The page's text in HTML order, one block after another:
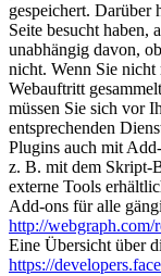
gespeichert. Darüber
Seite besucht haben,
unabhängig davon,
nicht. Wenn Sie nicht
Webauftritt
müssen Sie sich vor
entsprechenden
Plugins auch mit
z. B. mit dem Skript-
externe Tools
Add-ons für alle
http://webgraph.com/
Eine Übersicht über
https://